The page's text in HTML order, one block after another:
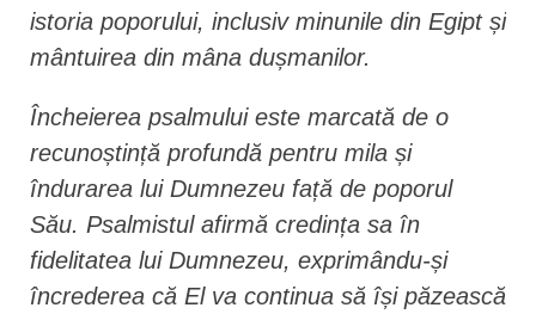
istoria poporului, inclusiv minunile din Egipt și
mântuirea din mâna dușmanilor.
Încheierea psalmului este marcată de o
recunoștință profundă pentru mila și
îndurarea lui Dumnezeu față de poporul
Său. Psalmistul afirmă credința sa în
fidelitatea lui Dumnezeu, exprimându-și
încrederea că El va continua să își păzească